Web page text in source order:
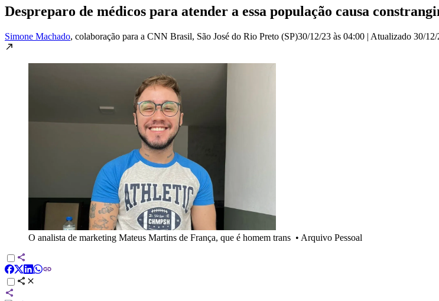
Despreparo de médicos para atender a essa população causa
Simone Machado, colaboração para a CNN Brasil, São José do Rio Preto (SP)30/12/23 às 04:00 | Atualizado 30/12/
O analista de marketing Mateus Martins de França, que é homem trans • Arquivo Pessoal